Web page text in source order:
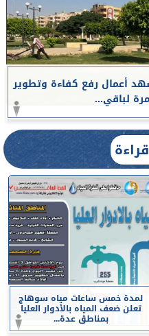
أعمال رفع كفاءة وتطوير
لباقي...
لمدة خمس ساعات مياه سوهاج
تعلن ضعف المياه بالأدوار العليا
بمناطق عدة...